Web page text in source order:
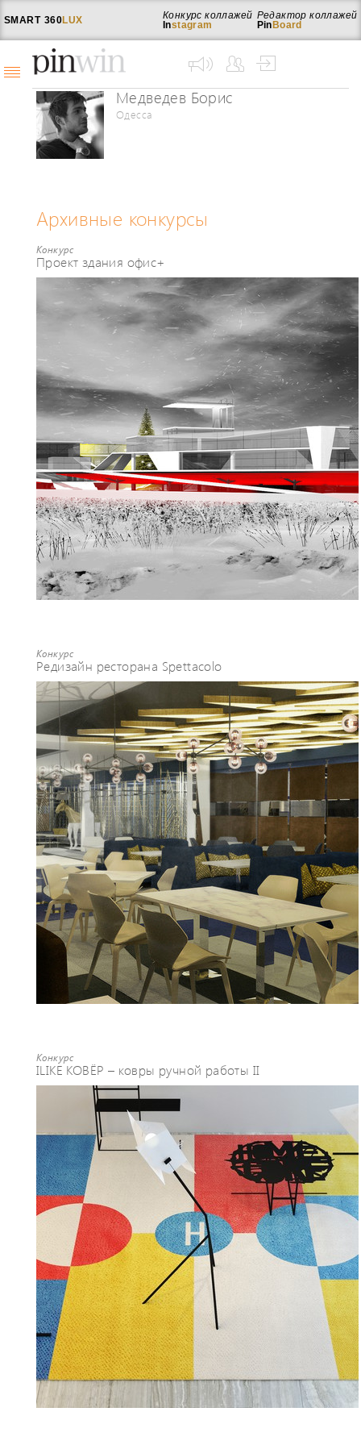
SMART 360LUX
Редактор коллажей
Pin Board
Конкурс коллажей
Instagram
Медведев Борис
Одесса
Архивные конкурсы
Конкурс
Проект здания офис+
Конкурс
Редизайн ресторана Spettacolo
Конкурс
ILIKE КОВЁР – ковры ручной работы II